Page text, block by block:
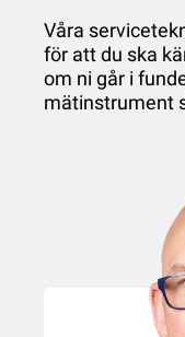
Våra
för att du ska
om ni går i
mätinstrument